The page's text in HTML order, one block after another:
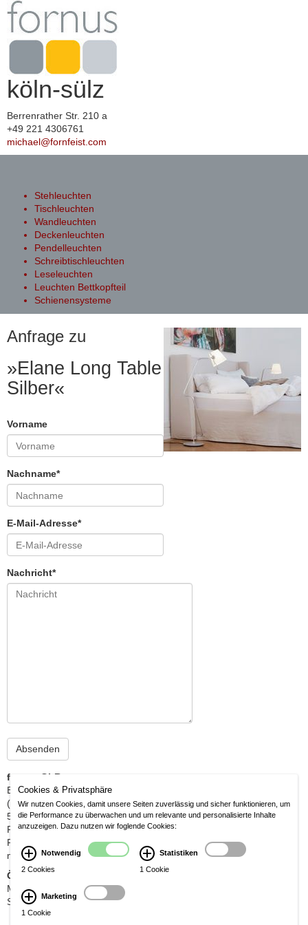
köln-sülz
Berrenrather Str. 210 a
+49 221 4306761
michael@fornfeist.com
Stehleuchten
Tischleuchten
Wandleuchten
Deckenleuchten
Pendelleuchten
Schreibtischleuchten
Leseleuchten
Leuchten Bettkopfteil
Schienensysteme
Anfrage zu
»Elane Long Table
Silber«
Vorname
Nachname*
E-Mail-Adresse*
Nachricht*
fornus GbR
Berrenrather Str. 210 a
(gegenüber Nikolauskirche)
50937 Köln
Fon: 02 21 / 430 67 6 - 1
Fax: 02 21 / 430 67 6 - 2
michael@fornfeist.com
Öffnungszeiten
Mo-Fr 10:00-13:00 / 14:30-18:30 Uhr
Sa 10:00-14:00 Uhr
Cookies & Privatsphäre
Wir nutzen Cookies, damit unsere Seiten zuverlässig und sicher funktionieren, um
die Performance zu überwachen und um relevante und personalisierte Inhalte
anzuzeigen. Dazu nutzen wir foglende Cookies:
Notwendig
2 Cookies
Statistiken
1 Cookie
Marketing
1 Cookie